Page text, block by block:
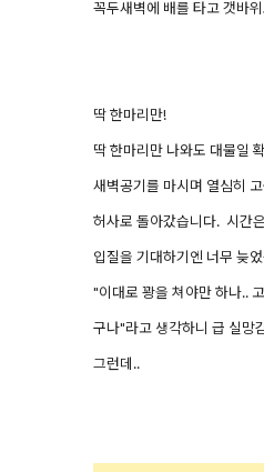
꼭두새벽에 배를 타고 갯바
딱 한마리만!
딱 한마리만 나와도 대물일
새벽공기를 마시며 열심히
허사로 돌아갔습니다. 시간
입질을 기대하기엔 너무 늦
"이대로 꽝을 쳐야만 하나..
구나"라고 생각하니 급 실망
그런데..